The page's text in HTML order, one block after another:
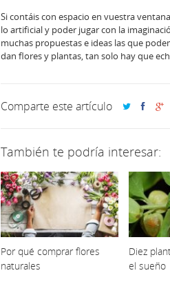
Si contáis con espacio en vuestra
lo artificial y poder jugar con la
muchas propuestas e ideas las que
dan flores y plantas, tan solo hay que
Comparte este artículo
También te podría interesar:
Por qué comprar flores
naturales
Diez
el sueño